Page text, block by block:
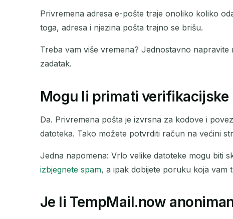
Privremena adresa e-pošte traje onoliko koliko
toga, adresa i njezina pošta trajno se brišu.
Treba vam više vremena? Jednostavno
zadatak.
Mogu li primati verifikacijske
Da. Privremena pošta je izvrsna za kodove i
datoteka. Tako možete potvrditi račun na većini
Jedna napomena: Vrlo velike datoteke mogu biti
izbjegnete spam, a ipak dobijete poruku koja vam
Je li TempMail.now